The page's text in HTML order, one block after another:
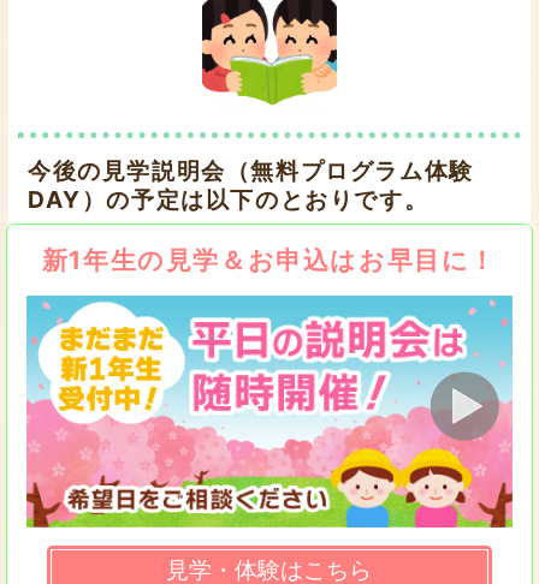
今後の見学説明会（無料プログラム体験
DAY）の予定は以下のとおりです。
新1年生の見学＆お申込はお早目に！
見学・体験はこちら